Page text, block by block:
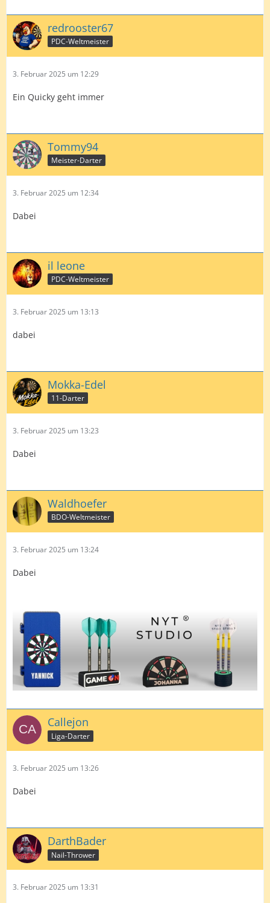
redrooster67
PDC-Weltmeister
3. Februar 2025 um 12:29
Ein Quicky geht immer
Tommy94
Meister-Darter
3. Februar 2025 um 12:34
Dabei
il leone
PDC-Weltmeister
3. Februar 2025 um 13:13
dabei
Mokka-Edel
11-Darter
3. Februar 2025 um 13:23
Dabei
Waldhoefer
BDO-Weltmeister
3. Februar 2025 um 13:24
Dabei
Callejon
Liga-Darter
3. Februar 2025 um 13:26
Dabei
DarthBader
Nail-Thrower
3. Februar 2025 um 13:31